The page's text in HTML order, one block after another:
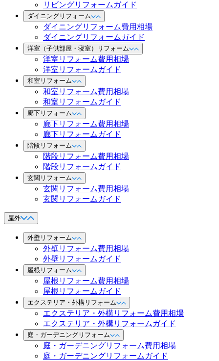
リビングリフォームガイド
ダイニングリフォーム
ダイニングリフォーム費用相場
ダイニングリフォームガイド
洋室（子供部屋・寝室）リフォーム
洋室リフォーム費用相場
洋室リフォームガイド
和室リフォーム
和室リフォーム費用相場
和室リフォームガイド
廊下リフォーム
廊下リフォーム費用相場
廊下リフォームガイド
階段リフォーム
階段リフォーム費用相場
階段リフォームガイド
玄関リフォーム
玄関リフォーム費用相場
玄関リフォームガイド
屋外
外壁リフォーム
外壁リフォーム費用相場
外壁リフォームガイド
屋根リフォーム
屋根リフォーム費用相場
屋根リフォームガイド
エクステリア・外構リフォーム
エクステリア・外構リフォーム費用相場
エクステリア・外構リフォームガイド
庭・ガーデニングリフォーム
庭・ガーデニングリフォーム費用相場
庭・ガーデニングリフォームガイド